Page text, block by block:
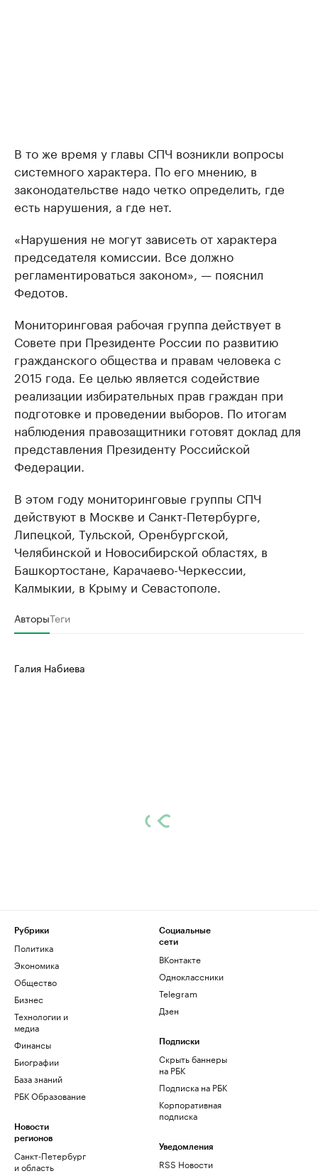
В то же время у главы СПЧ возникли вопросы
системного характера. По его мнению, в
законодательстве надо четко определить, где
есть нарушения, а где нет.
«Нарушения не могут зависеть от характера
председателя комиссии. Все должно
регламентироваться законом», — пояснил
Федотов.
Мониторинговая рабочая группа действует в
Совете при Президенте России по развитию
гражданского общества и правам человека с
2015 года. Ее целью является содействие
реализации избирательных прав граждан при
подготовке и проведении выборов. По итогам
наблюдения правозащитники готовят доклад для
представления Президенту Российской
Федерации.
В этом году мониторинговые группы СПЧ
действуют в Москве и Санкт-Петербурге,
Липецкой, Тульской, Оренбургской,
Челябинской и Новосибирской областях, в
Башкортостане, Карачаево-Черкессии,
Калмыкии, в Крыму и Севастополе.
АвторыТеги
Галия Набиева
Рубрики
Политика
Экономика
Общество
Бизнес
Технологии и
медиа
Финансы
Биографии
База знаний
РБК Образование
Новости
регионов
Санкт-Петербург
и область
Социальные
сети
ВКонтакте
Одноклассники
Telegram
Дзен
Подписки
Скрыть баннеры
на РБК
Подписка на РБК
Корпоративная
подписка
Уведомления
RSS Новости